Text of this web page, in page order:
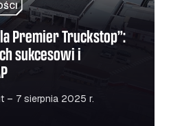
Premier Truckstop”:
sukcesowi i
– 7 sierpnia 2025 r.